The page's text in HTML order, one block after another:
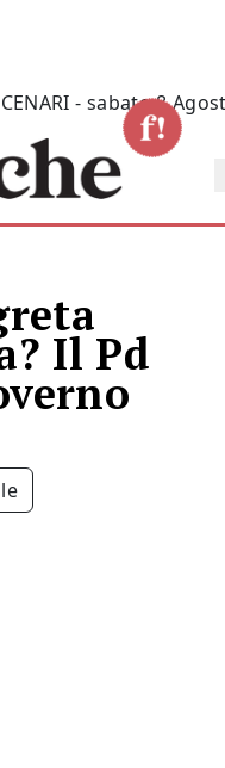
- sabato 8
Il Pd